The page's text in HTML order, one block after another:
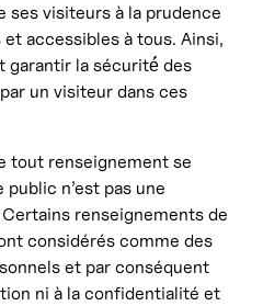
ses visiteurs à la prudence
accessibles à tous. Ainsi,
garantir la sécurité́ des
un visiteur dans ces
tout renseignement se
n’est pas une
renseignements de
considérés comme des
et par conséquent
ni à la confidentialité et